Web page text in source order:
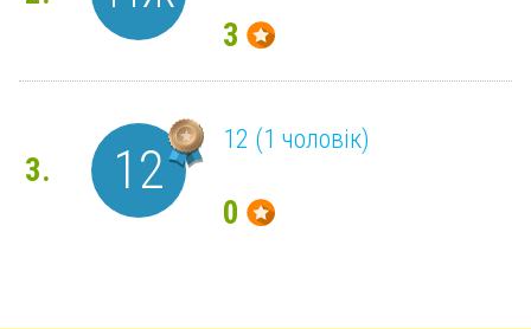
3
3. 12 12 (1 чоловік)
0